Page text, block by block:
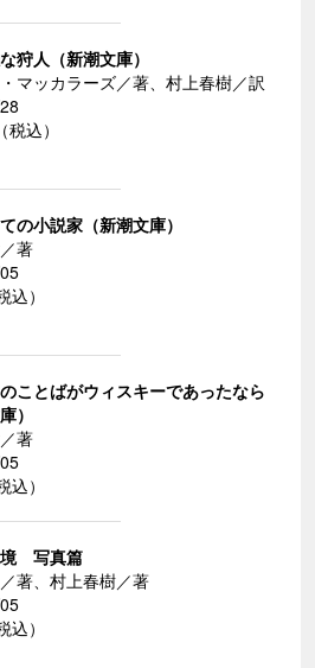
狩人（新潮文庫）
マッカラーズ／著、村上春樹／訳
込）
の小説家（新潮文庫）
著
）
ことばがウィスキーであったなら
）
著
）
境 写真篇
著、村上春樹／著
）